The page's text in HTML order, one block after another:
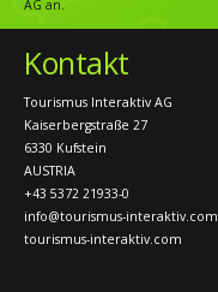
AG an.
Kontakt
Tourismus Interaktiv AG
Kaiserbergstraße 27
6330 Kufstein
AUSTRIA
+43 5372 21933-0
info@tourismus-interaktiv.com
tourismus-interaktiv.com